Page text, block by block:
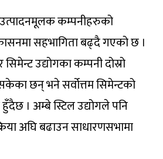
उत्पादनमूलक कम्पनीहरुको
सहभागिता बढ्दै गएको छ ।
सिमेन्ट उद्योगका कम्पनी दोस्रो
छन् भने सर्वोत्तम सिमेन्टको
हुँदैछ । अम्बे स्टिल उद्योगले पनि
अघि बढाउन साधारणसभामा